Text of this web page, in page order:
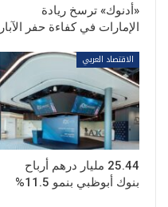
«أدنوك» ترسخ ريادة
الإمارات في كفاءة حفر الآبار
الاقتصاد العربي
25.44 مليار درهم أرباح
بنوك أبوظبي بنمو 11.5%